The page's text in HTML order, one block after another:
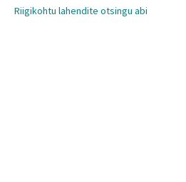
Riigikohtu lahendite otsingu abi